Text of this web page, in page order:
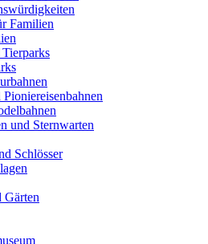
Familien
und Sternwarten
Schlösser
Gärten